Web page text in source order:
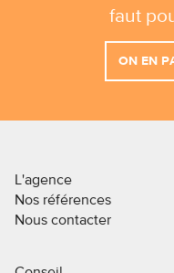
faut
ON EN
L'agence
Nos références
Nous contacter